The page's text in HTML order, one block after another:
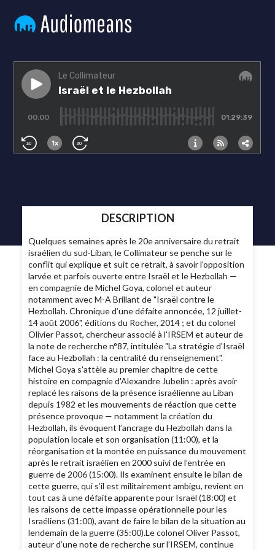
DESCRIPTION
Quelques semaines après le 20e anniversaire du retrait
israélien du sud-Liban, le Collimateur se penche sur le
conflit qui explique et suit ce retrait, à savoir l'opposition
larvée et parfois ouverte entre Israël et le Hezbollah —
en compagnie de Michel Goya, colonel et auteur
notamment avec M-A Brillant de "Israël contre le
Hezbollah. Chronique d’une défaite annoncée, 12 juillet-
14 août 2006", éditions du Rocher, 2014 ; et du colonel
Olivier Passot, chercheur associé à l'IRSEM et auteur de
la note de recherche n°87, intitulée "La stratégie d'Israël
face au Hezbollah : la centralité du renseignement".
Michel Goya s'attèle au premier chapitre de cette
histoire en compagnie d'Alexandre Jubelin : après avoir
replacé les raisons de la présence israélienne au Liban
depuis 1982 et les mouvements de réaction que cette
présence provoque — notamment la création du
Hezbollah, ils évoquent l’ancrage du Hezbollah dans la
population locale et son organisation (11:00), et la
réorganisation et la montée en puissance du mouvement
après le retrait israélien en 2000 suivi de l’entrée en
guerre de 2006 (15:00). Ils examinent ensuite le bilan de
cette guerre, qui s’il est militairement ambigu, revient en
tout cas à une défaite apparente pour Israël (18:00) et
les raisons de cette impasse opérationnelle pour les
Israéliens (31:00), avant de faire le bilan de la situation au
lendemain de la guerre (35:00).Le colonel Oliver Passot,
auteur d’une note de recherche sur l’IRSEM, continue